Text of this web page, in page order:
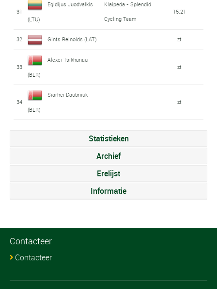
31
Egidijus Juodvalkis
(LTU)
Klaipeda - Splendid
Cycling Team
15.21
32 Gints Reinolds (LAT) zt
33
Alexei Tsikhanau
(BLR)
zt
34
Siarhei Daubniuk
(BLR)
zt
Statistieken
Archief
Erelijst
Informatie
Contacteer
Contacteer